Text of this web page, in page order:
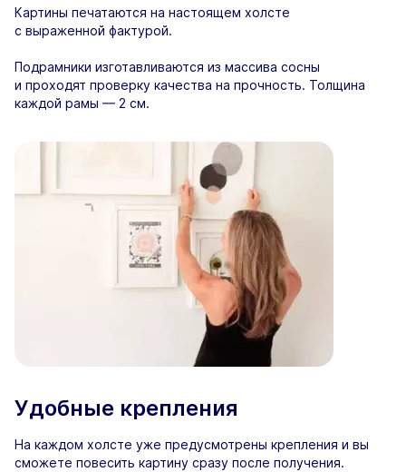
Картины печатаются на настоящем холсте
с выраженной фактурой.
Подрамники изготавливаются из массива сосны
и проходят проверку качества на прочность. Толщина
каждой рамы — 2 см.
Удобные крепления
На каждом холсте уже предусмотрены крепления и вы
сможете повесить картину сразу после получения.